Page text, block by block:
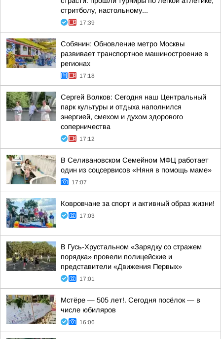
стритболу, настольному...
17:39
Собянин: Обновление метро Москвы
развивает транспортное машиностроение в
регионах
17:18
Сергей Волков: Сегодня наш Центральный
парк культуры и отдыха наполнился
энергией, смехом и духом здорового
соперничества
17:12
В Селивановском Семейном МФЦ работает
один из соцсервисов «Няня в помощь маме»
17:07
Ковровчане за спорт и активный образ жизни!
17:03
В Гусь-Хрустальном «Зарядку со стражем
порядка» провели полицейские и
представители «Движения Первых»
17:01
Мстёре — 505 лет!. Сегодня посёлок — в
числе юбиляров
16:06